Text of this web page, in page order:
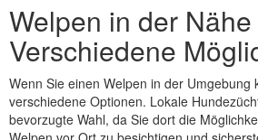
Welpen in der
Verschiedene
Wenn Sie einen Welpen in der Umgebung
verschiedene Optionen. Lokale
bevorzugte Wahl, da Sie dort die